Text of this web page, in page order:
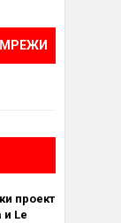
МРЕЖИ
проект
и Le